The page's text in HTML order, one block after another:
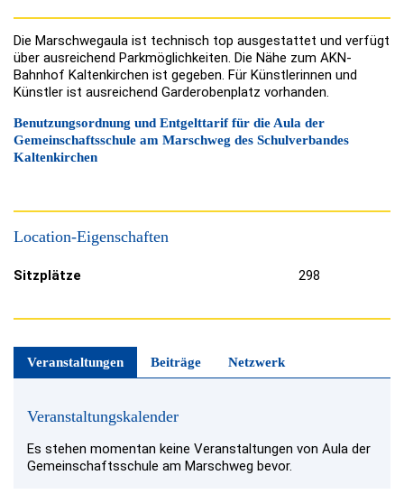
Die Marschwegaula ist technisch top ausgestattet und verfügt
über ausreichend Parkmöglichkeiten. Die Nähe zum AKN-
Bahnhof Kaltenkirchen ist gegeben. Für Künstlerinnen und
Künstler ist ausreichend Garderobenplatz vorhanden.
Benutzungsordnung und Entgelttarif für die Aula der
Gemeinschaftsschule am Marschweg des Schulverbandes
Kaltenkirchen
Location-Eigenschaften
Sitzplätze 298
Veranstaltungen Beiträge Netzwerk
Veranstaltungskalender
Es stehen momentan keine Veranstaltungen von Aula der
Gemeinschaftsschule am Marschweg bevor.